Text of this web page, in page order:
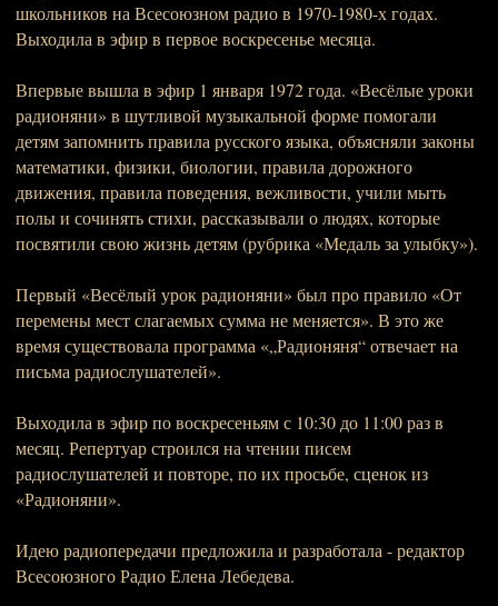
школьников на Всесоюзном радио в 1970-1980-х годах.
Выходила в эфир в первое воскресенье месяца.
Впервые вышла в эфир 1 января 1972 года. «Весёлые уроки
радионяни» в шутливой музыкальной форме помогали
детям запомнить правила русского языка, объясняли законы
математики, физики, биологии, правила дорожного
движения, правила поведения, вежливости, учили мыть
полы и сочинять стихи, рассказывали о людях, которые
посвятили свою жизнь детям (рубрика «Медаль за улыбку»).
Первый «Весёлый урок радионяни» был про правило «От
перемены мест слагаемых сумма не меняется». В это же
время существовала программа «„Радионяня“ отвечает на
письма радиослушателей».
Выходила в эфир по воскресеньям с 10:30 до 11:00 раз в
месяц. Репертуар строился на чтении писем
радиослушателей и повторе, по их просьбе, сценок из
«Радионяни».
Идею радиопередачи предложила и разработала - редактор
Всеcоюзного Радио Елена Лебедева.